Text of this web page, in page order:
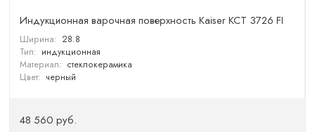
Индукционная варочная поверхность Kaiser KCT 3726 FI
Ширина: 28.8
Тип: индукционная
Материал: стеклокерамика
Цвет: черный
48 560 руб.